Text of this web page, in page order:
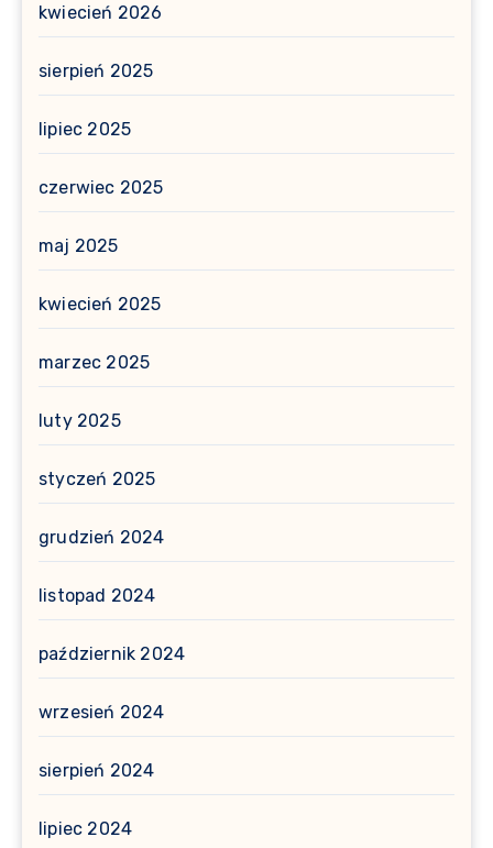
kwiecień 2026
sierpień 2025
lipiec 2025
czerwiec 2025
maj 2025
kwiecień 2025
marzec 2025
luty 2025
styczeń 2025
grudzień 2024
listopad 2024
październik 2024
wrzesień 2024
sierpień 2024
lipiec 2024